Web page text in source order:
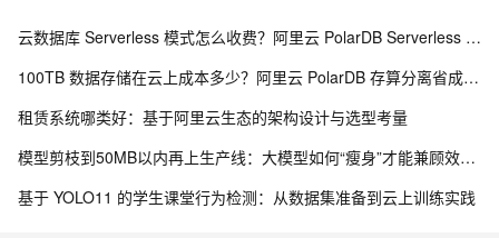
云数据库 Serverless 模式怎么收费？阿里云 PolarDB Serverless 按需计费解析
100TB 数据存储在云上成本多少？阿里云 PolarDB 存算分离省成本解析
租赁系统哪类好：基于阿里云生态的架构设计与选型考量
模型剪枝到50MB以内再上生产线：大模型如何“瘦身”才能兼顾效果与成本
基于 YOLO11 的学生课堂行为检测：从数据集准备到云上训练实践